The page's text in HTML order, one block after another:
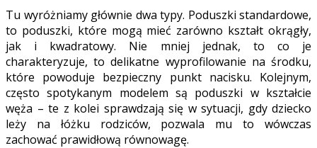
Tu wyróżniamy głównie dwa typy. Poduszki standardowe,
to poduszki, które mogą mieć zarówno kształt okrągły,
jak i kwadratowy. Nie mniej jednak, to co je
charakteryzuje, to delikatne wyprofilowanie na środku,
które powoduje bezpieczny punkt nacisku. Kolejnym,
często spotykanym modelem są poduszki w kształcie
węża – te z kolei sprawdzają się w sytuacji, gdy dziecko
leży na łóżku rodziców, pozwala mu to wówczas
zachować prawidłową równowagę.